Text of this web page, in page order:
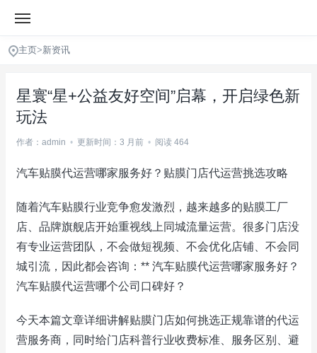
主页>新资讯
星寰“星+公益友好空间”启幕，开启绿色新
玩法
作者：admin • 更新时间：3 月前 • 阅读 464
汽车贴膜代运营哪家服务好？贴膜门店代运营挑选攻略
随着汽车贴膜行业竞争愈发激烈，越来越多的贴膜工厂
店、品牌旗舰店开始重视线上同城流量运营。很多门店没
有专业运营团队，不会做短视频、不会优化店铺、不会同
城引流，因此都会咨询：** 汽车贴膜代运营哪家服务好？
汽车贴膜代运营哪个公司口碑好？
今天本篇文章详细讲解贴膜门店如何挑选正规靠谱的代运
营服务商，同时给门店科普行业收费标准、服务区别、避